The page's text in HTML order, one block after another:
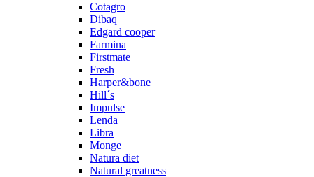
Cotagro
Dibaq
Edgard cooper
Farmina
Firstmate
Fresh
Harper&bone
Hill´s
Impulse
Lenda
Libra
Monge
Natura diet
Natural greatness